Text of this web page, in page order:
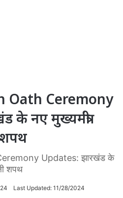
Oath Ceremony
के नए मुख्यमंत्री
Updates: झारखंड के
शपथ
Last Updated: 11/28/2024